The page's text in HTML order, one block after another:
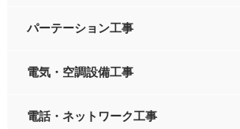
パーテーション工事
電気・空調設備工事
電話・ネットワーク工事